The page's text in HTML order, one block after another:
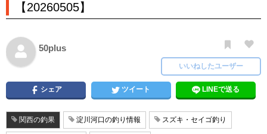
【20260505】
50plus
いいねしたユーザー
シェア ツイート LINEで送る
関西の釣果 淀川河口の釣り情報 スズキ・セイゴ釣り